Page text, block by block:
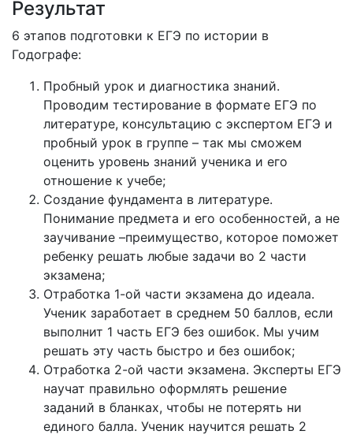
Результат
6 этапов подготовки к ЕГЭ по истории в
Годографе:
Пробный урок и диагностика знаний.
Проводим тестирование в формате ЕГЭ по
литературе, консультацию с экспертом ЕГЭ и
пробный урок в группе – так мы сможем
оценить уровень знаний ученика и его
отношение к учебе;
Создание фундамента в литературе.
Понимание предмета и его особенностей, а не
заучивание –преимущество, которое поможет
ребенку решать любые задачи во 2 части
экзамена;
Отработка 1-ой части экзамена до идеала.
Ученик заработает в среднем 50 баллов, если
выполнит 1 часть ЕГЭ без ошибок. Мы учим
решать эту часть быстро и без ошибок;
Отработка 2-ой части экзамена. Эксперты ЕГЭ
научат правильно оформлять решение
заданий в бланках, чтобы не потерять ни
единого балла. Ученик научится решать 2